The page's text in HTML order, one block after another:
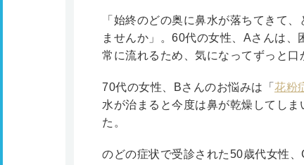
「始終のどの奥に鼻水が落ちてきて
ませんか」。60代の女性、Aさんは
常に流れるため、気になってずっと口
70代の女性、Bさんのお悩みは「 花粉
水が治まると今度は鼻が乾燥してし
た。
のどの症状で受診された50歳代女性